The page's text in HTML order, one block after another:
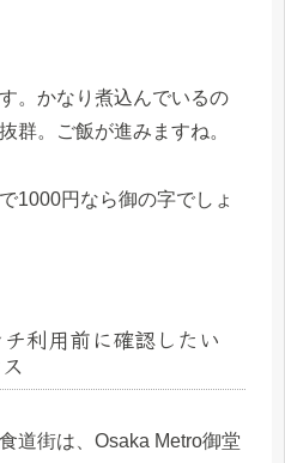
。かなり煮込んでいるの
群。ご飯が進みますね。
1000円なら御の字でしょ
利用前に確認したい
道街は、Osaka Metro御堂